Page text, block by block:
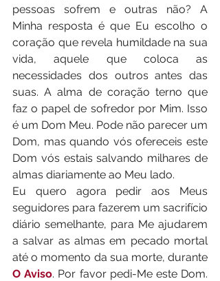
pessoas sofrem e outras não? A
Minha resposta é que Eu escolho o
coração que revela humildade na sua
vida, aquele que coloca as
necessidades dos outros antes das
suas. A alma de coração terno que
faz o papel de sofredor por Mim. Isso
é um Dom Meu. Pode não parecer um
Dom, mas quando vós ofereceis este
Dom vós estais salvando milhares de
almas diariamente ao Meu lado.
Eu quero agora pedir aos Meus
seguidores para fazerem um sacrifício
diário semelhante, para Me ajudarem
a salvar as almas em pecado mortal
O Aviso. Por favor pedi-Me este Dom.